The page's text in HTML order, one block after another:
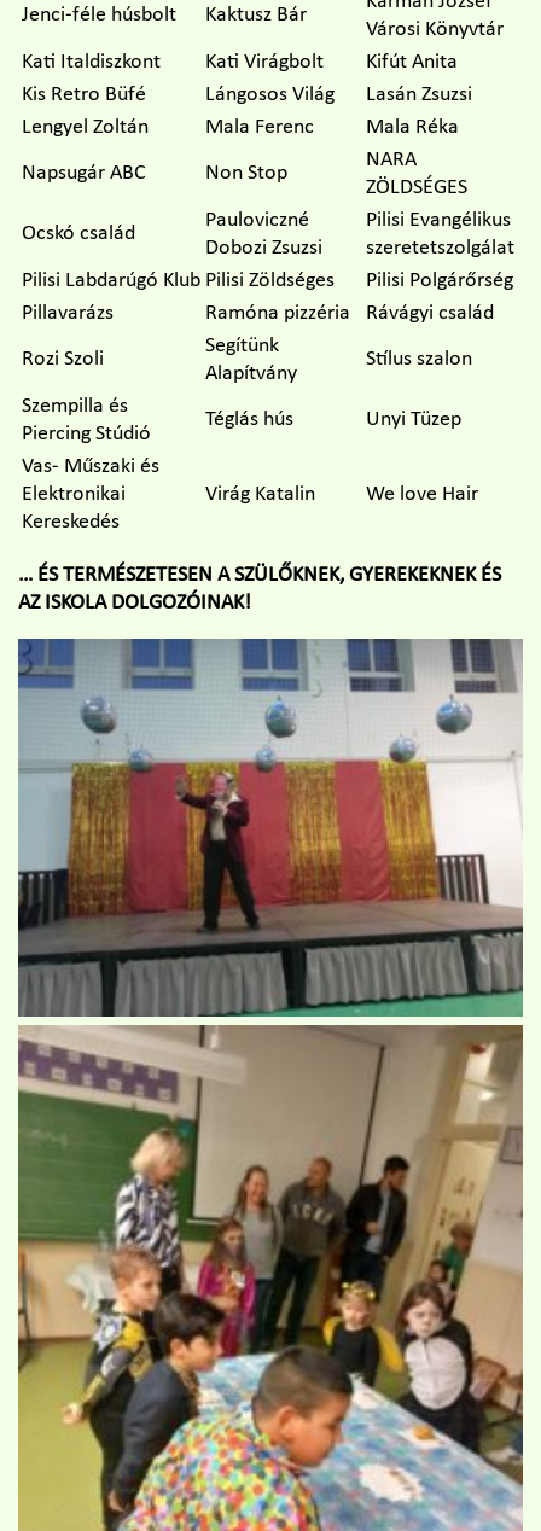
Jenci-féle húsbolt Kaktusz Bár
Városi Könyvtár
Kati Italdiszkont
Kati Virágbolt
Kifút Anita
Kis Retro Büfé
Lángosos Világ
Lasán Zsuzsi
Lengyel Zoltán
Mala Ferenc
Mala Réka
Napsugár ABC
Non Stop
NARA
ZÖLDSÉGES
Ocskó család
Pauloviczné
Dobozi Zsuzsi
Pilisi Evangélikus
szeretetszolgálat
Pilisi Labdarúgó Klub Pilisi Zöldséges
Pilisi Polgárőrség
Pillavarázs
Ramóna pizzéria
Rávágyi család
Rozi Szoli
Segítünk
Alapítvány
Stílus szalon
Szempilla és
Piercing Stúdió
Téglás hús Unyi Tüzep
Vas- Műszaki és
Elektronikai
Kereskedés
Virág Katalin We love Hair
… ÉS TERMÉSZETESEN A SZÜLŐKNEK, GYEREKEKNEK ÉS
AZ ISKOLA DOLGOZÓINAK!